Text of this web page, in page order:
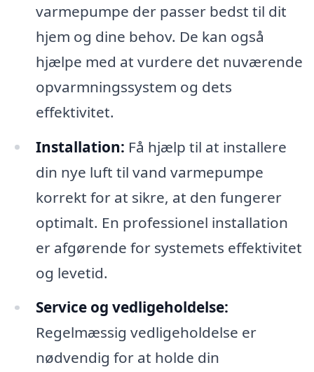
varmepumpe der passer bedst til dit
hjem og dine behov. De kan også
hjælpe med at vurdere det nuværende
opvarmningssystem og dets
effektivitet.
Installation: Få hjælp til at installere
din nye luft til vand varmepumpe
korrekt for at sikre, at den fungerer
optimalt. En professionel installation
er afgørende for systemets effektivitet
og levetid.
Service og vedligeholdelse:
Regelmæssig vedligeholdelse er
nødvendig for at holde din